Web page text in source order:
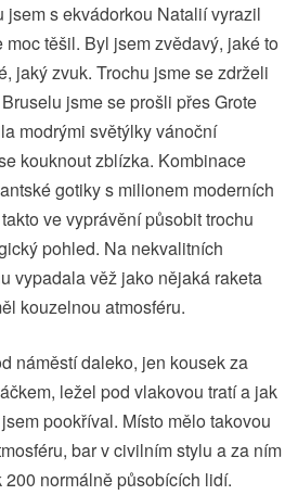
jsem s ekvádorkou Natalií vyrazil
moc těšil. Byl jsem zvědavý, jaké to
jaký zvuk. Trochu jsme se zdrželi
jsme se prošli přes Grote
modrými světýlky vánoční
kouknout zblízka. Kombinace
gotiky s milionem moderních
ve vyprávění působit trochu
pohled. Na nekvalitních
vypadala věž jako nějaká raketa
kouzelnou atmosféru.
náměstí daleko, jen kousek za
ležel pod vlakovou tratí a jak
pookříval. Místo mělo takovou
bar v civilním stylu a za ním
200 normálně působících lidí.